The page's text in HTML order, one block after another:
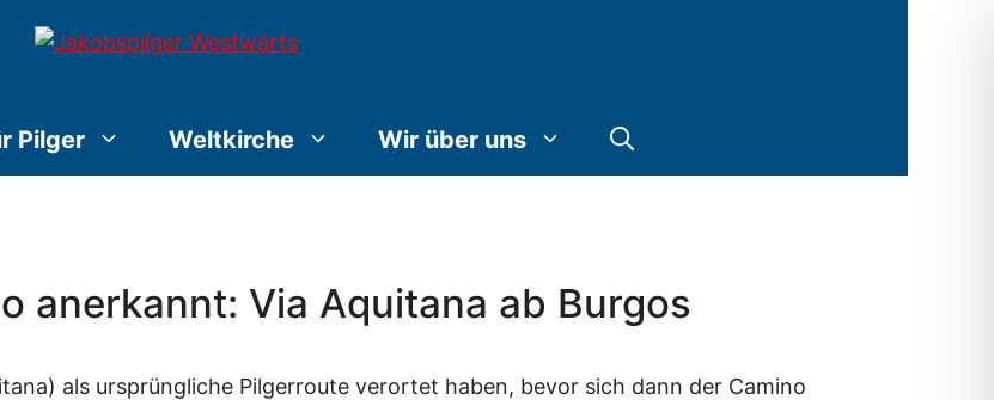
Pilger Weltkirche Wir über uns
anerkannt: Via Aquitana ab Burgos
als ursprüngliche Pilgerroute verortet haben, bevor sich dann der Camino